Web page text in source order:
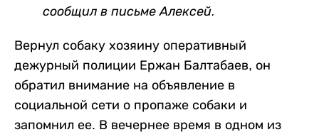
сообщил в письме Алексей.
Вернул собаку хозяину оперативный
дежурный полиции Ержан Балтабаев, он
обратил внимание на объявление в
социальной сети о пропаже собаки и
запомнил ее. В вечернее время в одном из